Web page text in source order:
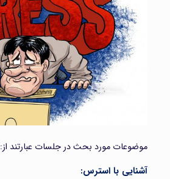
موضوعات مورد بحث در جلسات عبارتند از:
آشنایی با استرس: